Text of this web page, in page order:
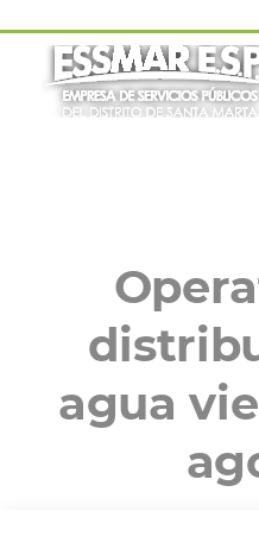
Navegación
principal
Inicio
Nosotros
agua